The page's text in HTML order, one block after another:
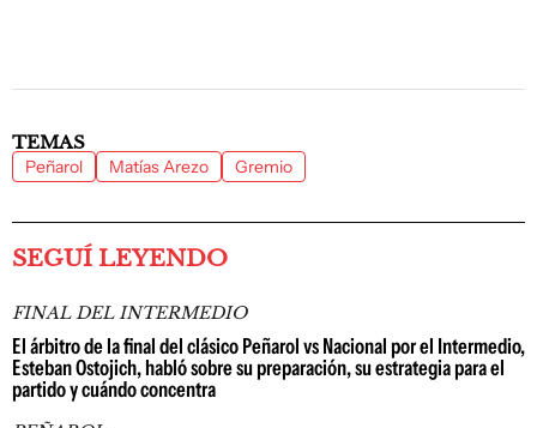
TEMAS
Peñarol Matías Arezo Gremio
SEGUÍ LEYENDO
FINAL DEL INTERMEDIO
El árbitro de la final del clásico Peñarol vs Nacional por el Intermedio,
Esteban Ostojich, habló sobre su preparación, su estrategia para el
partido y cuándo concentra